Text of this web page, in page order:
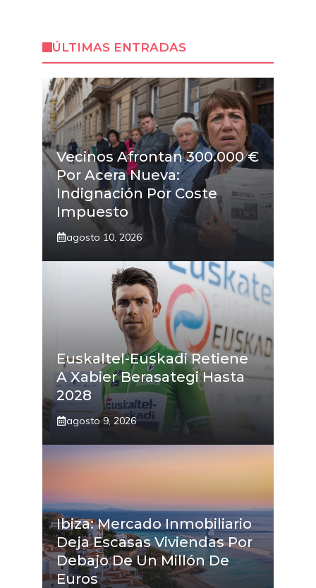
ÚLTIMAS ENTRADAS
Vecinos Afrontan 300.000 €
Por Acera Nueva:
Indignación Por Coste
Impuesto
agosto 10, 2026
Euskaltel-Euskadi Retiene
A Xabier Berasategi Hasta
2028
agosto 9, 2026
Ibiza: Mercado Inmobiliario
Deja Escasas Viviendas Por
Debajo De Un Millón De
Euros